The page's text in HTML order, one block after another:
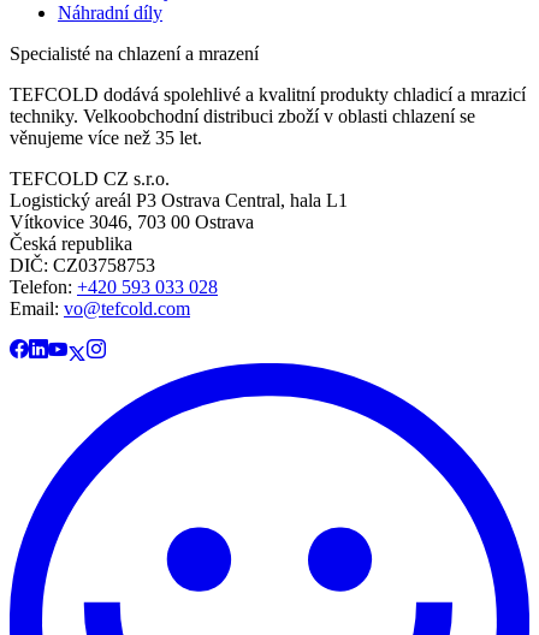
Náhradní díly
Specialisté na chlazení a mrazení
TEFCOLD dodává spolehlivé a kvalitní produkty chladicí a mrazicí
techniky. Velkoobchodní distribuci zboží v oblasti chlazení se
věnujeme více než 35 let.
TEFCOLD CZ s.r.o.
Logistický areál P3 Ostrava Central, hala L1
Vítkovice 3046, 703 00 Ostrava
Česká republika
DIČ: CZ03758753​​​​​​
Telefon: +420 593 033 028
Email: vo@tefcold.com